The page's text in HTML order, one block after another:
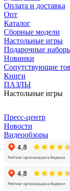
Оплата и доставка
Опт
Каталог
Сборные модели
Настольные игры
Подарочные
Новинки
Сопутствующие
Книги
ПАЗЛЫ
Настольные игры
Пресс-центр
Новости
Видеообзоры